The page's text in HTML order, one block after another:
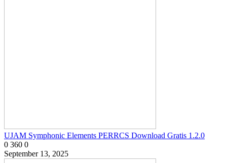
UJAM Symphonic Elements PERRCS Download Gratis 1.2.0
0 360 0
September 13, 2025